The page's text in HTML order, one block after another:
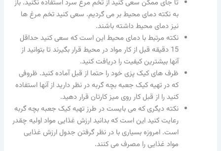
تا جای ممکن سعی کنید از تخم مرغ سرد استفاده نکنید. باز
به نکته دمای محیط بر می گردیم. سعی کنید تخم مرغ ها
نیز دمای محیط داشته باشند.
نکته مرتبط با دمای محیط این است که سعی کنید حداقل
15 دقیقه قبل از کار مواد در محیط قرار بگیرند تا بتوانید از
آنها بیشترین کیفیت را دریافت کنید.
ظرف های کیک پزی خود را حتما از قبل آماده کنید. ظروفی
که در تهیه کیک جعبه بچه گربه در نظر دارید از آنها استفاده
کنید را از قبل کار روی میز کارتان قرار دهید.
نکته دیگری که می بایست در طرز تهیه کیک جعبه بچه گربه
رعایت کنید این است که بدانید ارزش غذایی مواد اولیه چقدر
است. امروزه بسیاری با در نظر گرفتن جدول ارزش غذایی
مواد غذایی را مصرف می کنند.